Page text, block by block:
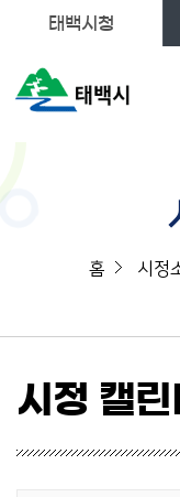
태백시청
홈 시정
시정 캘린